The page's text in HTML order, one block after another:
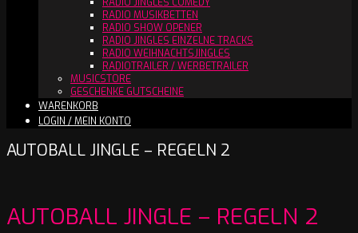
RADIO MUSIKBETTEN
RADIO SHOW OPENER
RADIO JINGLES EINZELNE TRACKS
RADIO WEIHNACHTSJINGLES
RADIOTRAILER / WERBETRAILER
MUSICSTORE
GESCHENKE GUTSCHEINE
WARENKORB
LOGIN / MEIN KONTO
AUTOBALL JINGLE – REGELN 2
AUTOBALL JINGLE – REGELN 2